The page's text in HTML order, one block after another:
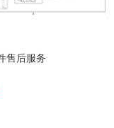
售后服务